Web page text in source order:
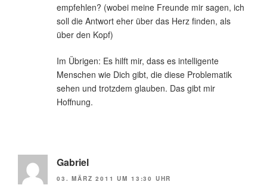
empfehlen? (wobei meine Freunde mir sagen, ich
soll die Antwort eher über das Herz finden, als
über den Kopf)
Im Übrigen: Es hilft mir, dass es intelligente
Menschen wie Dich gibt, die diese Problematik
sehen und trotzdem glauben. Das gibt mir
Hoffnung.
Gabriel
03. MÄRZ 2011 UM 13:30 UHR